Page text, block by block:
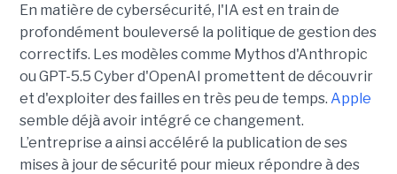
En matière de cybersécurité, l'IA est en train de
profondément bouleversé la politique de gestion des
correctifs. Les modèles comme Mythos d'Anthropic
ou GPT-5.5 Cyber d'OpenAI promettent de découvrir
et d'exploiter des failles en très peu de temps. Apple
semble déjà avoir intégré ce changement.
L’entreprise a ainsi accéléré la publication de ses
mises à jour de sécurité pour mieux répondre à des